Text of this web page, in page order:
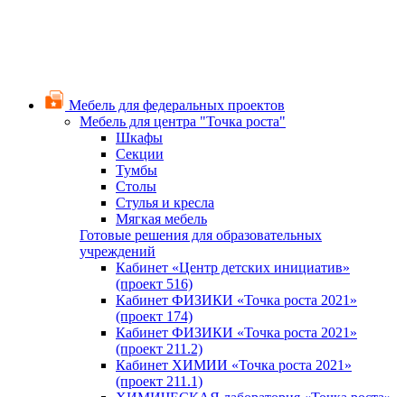
Мебель для федеральных проектов
Мебель для центра "Точка роста"
Шкафы
Секции
Тумбы
Столы
Стулья и кресла
Мягкая мебель
Готовые решения для образовательных
учреждений
Кабинет «Центр детских инициатив»
(проект 516)
Кабинет ФИЗИКИ «Точка роста 2021»
(проект 174)
Кабинет ФИЗИКИ «Точка роста 2021»
(проект 211.2)
Кабинет ХИМИИ «Точка роста 2021»
(проект 211.1)